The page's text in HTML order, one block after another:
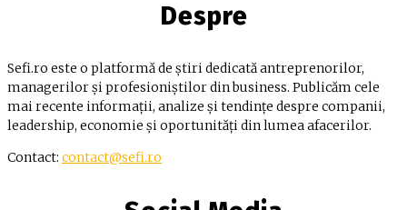
Despre
Sefi.ro este o platformă de știri dedicată antreprenorilor,
managerilor și profesioniștilor din business. Publicăm cele
mai recente informații, analize și tendințe despre companii,
leadership, economie și oportunități din lumea afacerilor.
Contact: contact@sefi.ro